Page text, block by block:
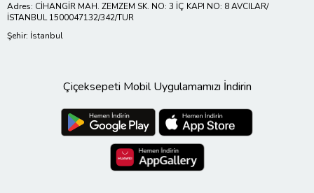
Adres: CİHANGİR MAH. ZEMZEM SK. NO: 3 İÇ KAPI NO: 8 AVCILAR/
İSTANBUL 1500047132/342/TUR
Şehir: İstanbul
Çiçeksepeti Mobil Uygulamamızı İndirin